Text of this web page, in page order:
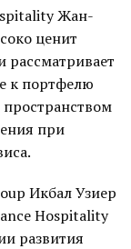
Жан-
ценит
рассматривает
к портфелю
пространством
при
Икбал Узиер
Hospitality
развития